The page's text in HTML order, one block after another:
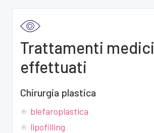
Trattamenti medici
effettuati
Chirurgia plastica
blefaroplastica
lipofilling